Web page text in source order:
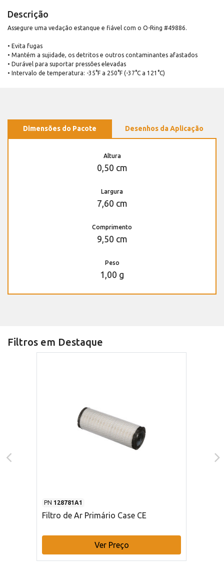
Descrição
Assegure uma vedação estanque e fiável com o O-Ring #49886.
• Evita fugas
• Mantém a sujidade, os detritos e outros contaminantes afastados
• Durável para suportar pressões elevadas
• Intervalo de temperatura: -35°F a 250°F (-37°C a 121°C)
Dimensões do Pacote Desenhos da Aplicação
Altura
0,50 cm
Largura
7,60 cm
Comprimento
9,50 cm
Peso
1,00 g
Filtros em Destaque
PN 128781A1
Filtro de Ar Primário Case CE
Ver Preço